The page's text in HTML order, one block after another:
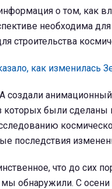
о том, как
необходима
строительства
как изменилась
создали
были сделаны
последствия
что до сих
обнаружили. С